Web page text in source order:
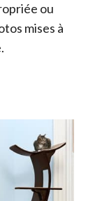
ou
mises à